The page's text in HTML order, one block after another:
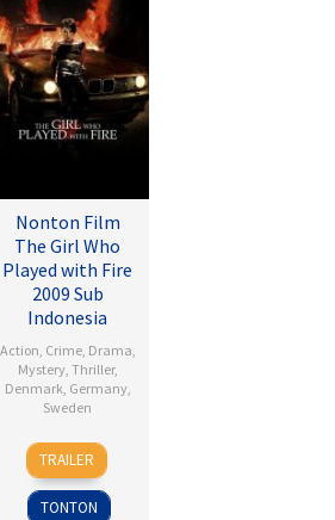
Nonton Film
The Girl Who
Played with Fire
2009 Sub
Indonesia
Action, Crime, Drama,
Mystery, Thriller,
Denmark, Germany,
Sweden
18
Sep
2009
Daniel
Alfredson
TRAILER
TONTON